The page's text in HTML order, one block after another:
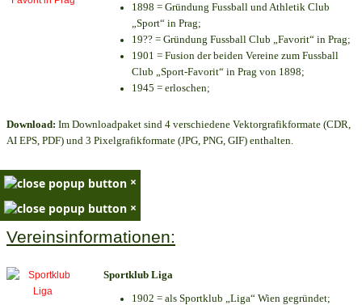
1898 = Gründung Fussball und Athletik Club
„Sport“ in Prag;
19?? = Gründung Fussball Club „Favorit“ in Prag;
1901 = Fusion der beiden Vereine zum Fussball
Club „Sport-Favorit“ in Prag von 1898;
1945 = erloschen;
Download: Im Downloadpaket sind 4 verschiedene Vektorgrafikformate (CDR,
AI EPS, PDF) und 3 Pixelgrafikformate (JPG, PNG, GIF) enthalten.
×
×
Vereinsinformationen:
Sportklub Liga
1902 = als Sportklub „Liga“ Wien gegründet;